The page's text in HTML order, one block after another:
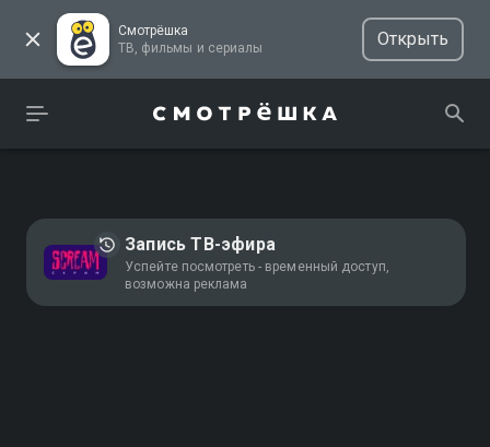
Смотрёшка
ТВ, фильмы и сериалы
Открыть
Запись ТВ-эфира
Успейте посмотреть - временный доступ,
возможна реклама